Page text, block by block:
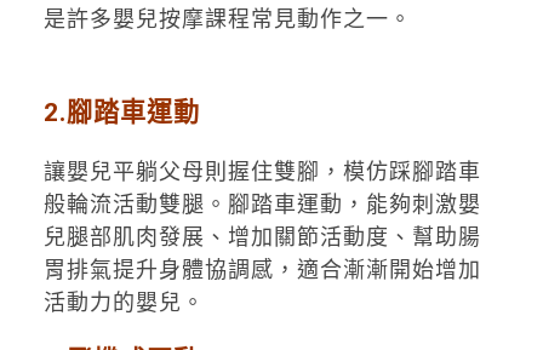
是許多嬰兒按摩課程常見動作之一。
2.腳踏車運動
讓嬰兒平躺父母則握住雙腳，模仿踩腳踏車
般輪流活動雙腿。腳踏車運動，能夠刺激嬰
兒腿部肌肉發展、增加關節活動度、幫助腸
胃排氣提升身體協調感，適合漸漸開始增加
活動力的嬰兒。